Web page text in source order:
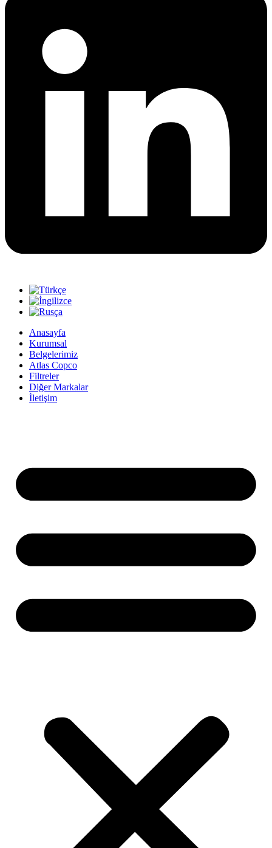
Anasayfa
Kurumsal
Belgelerimiz
Atlas Copco
Filtreler
Diğer Markalar
İletişim